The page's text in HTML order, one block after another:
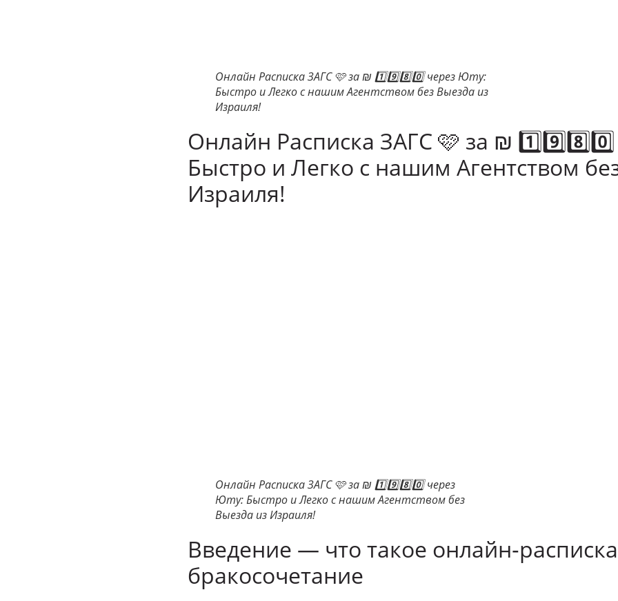
Онлайн Расписка ЗАГС 🩷 за ₪ 1️⃣9️⃣8️⃣0️⃣ через Юту:
Быстро и Легко с нашим Агентством без Выезда из
Израиля!
Онлайн Расписка ЗАГС 🩷 за ₪
Быстро и Легко с нашим Агентством
Израиля!
Онлайн Расписка ЗАГС 🩷 за ₪ 1️⃣9️⃣8️⃣0️⃣ через
Юту: Быстро и Легко с нашим Агентством без
Выезда из Израиля!
Введение — что такое
брако­сочетание